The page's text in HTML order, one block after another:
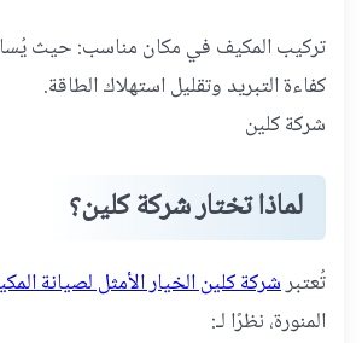
تركيب المكيف في مكان مناسب: حيث
كفاءة التبريد وتقليل استهلاك الطاقة.
شركة كلين
لماذا تختار شركة كلين؟
تُعتبرشركة كلين الخيار الأمثل لصيانة
المنورة، نظرًا لـ: